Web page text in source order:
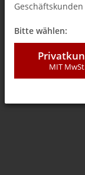
Bitte wählen:
MIT